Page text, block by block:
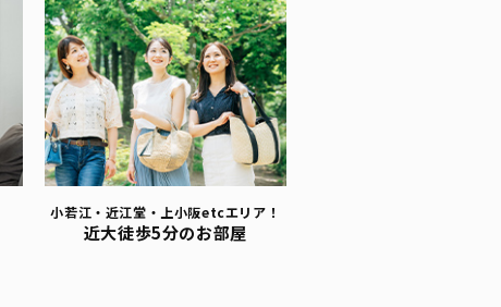
小若江・近江堂・上小阪etcエリア！
近大徒歩5分のお部屋